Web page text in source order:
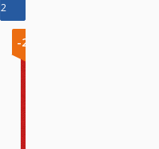
2
-25%